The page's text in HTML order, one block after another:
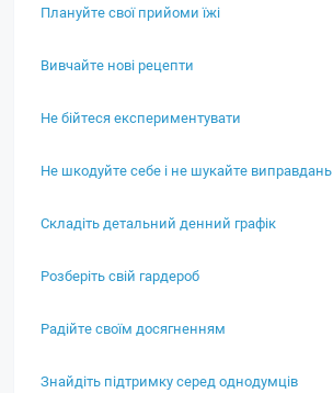
Плануйте свої прийоми їжі
Вивчайте нові рецепти
Не бійтеся експериментувати
Не шкодуйте себе і не шукайте виправдань
Складіть детальний денний графік
Розберіть свій гардероб
Радійте своїм досягненням
Знайдіть підтримку серед однодумців